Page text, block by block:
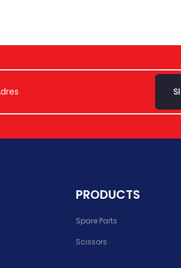
PRODUCTS
Spare Parts
Scissors